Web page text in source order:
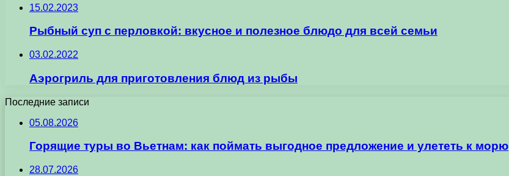
15.02.2023
Рыбный суп с перловкой: вкусное и полезное блюдо для всей семьи
03.02.2022
Аэрогриль для приготовления блюд из рыбы
Последние записи
05.08.2026
Горящие туры во Вьетнам: как поймать выгодное предложение и улететь к морю
28.07.2026